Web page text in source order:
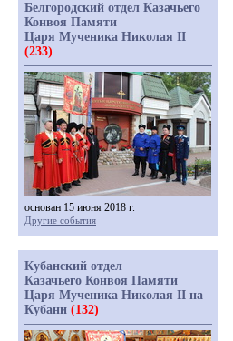
Белгородский отдел Казачьего
Конвоя Памяти
Царя Мученика Николая II
(233)
основан 15 июня 2018 г.
Другие события
Кубанский отдел
Казачьего Конвоя Памяти
Царя Мученика Николая II на
Кубани (132)